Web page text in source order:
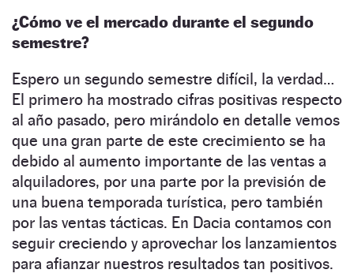
¿Cómo ve el mercado durante el segundo
semestre?
Espero un segundo semestre difícil, la verdad…
El primero ha mostrado cifras positivas respecto
al año pasado, pero mirándolo en detalle vemos
que una gran parte de este crecimiento se ha
debido al aumento importante de las ventas a
alquiladores, por una parte por la previsión de
una buena temporada turística, pero también
por las ventas tácticas. En Dacia contamos con
seguir creciendo y aprovechar los lanzamientos
para afianzar nuestros resultados tan positivos.